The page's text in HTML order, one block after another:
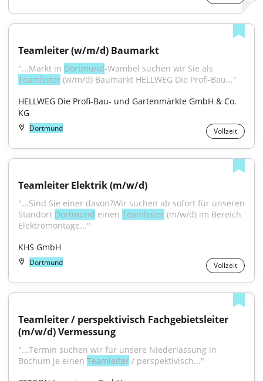
Teamleiter (w/m/d) Baumarkt
"...Markt in Dortmund
Teamleiter (w/m/d) Baumarkt HELLWEG Die Profi-Bau..."
HELLWEG Die Profi-Bau- und Gartenmärkte GmbH & Co.
KG
Dortmund Vollzeit
Teamleiter Elektrik (m/w/d)
"...Sind Sie einer davon?Wir suchen ab sofort für unseren
Standort Dortmund einen Teamleiter (m/w/d) im Bereich
Elektromontage..."
KHS GmbH
Dortmund Vollzeit
Teamleiter / perspektivisch Fachgebietsleiter
(m/w/d) Vermessung
"...Termin suchen wir für unsere Niederlassung in
Bochum je einen Teamleiter / perspektivisch..."